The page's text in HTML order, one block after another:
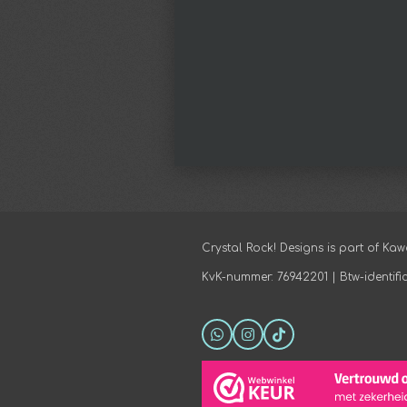
Crystal Rock! Designs is part of
KvK-nummer: 76942201 | Btw-
W
h
t
s
I
n
t
a
T
i
T
o